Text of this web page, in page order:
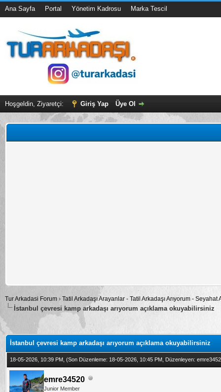
Ana Sayfa Portal Yönetim Kadrosu Marka Tescil
Hoşgeldin, Ziyaretçi: Giriş Yap Üye Ol
Tur Arkadasi Forum › Tatil Arkadaşı Arayanlar - Tatil Arkadaşı Arıyorum -
İstanbul çevresi kamp arkadaşı arıyorum açıklama okuyabilirsiniz
0
İstanbul çevresi kamp arkadaşı arıyorum açıklama okuyabilirsiniz
18-05-2026, 10:39 PM, (Son Düzenleme: 18-05-2026, 10:45 PM, Düzenleyen:
emre34520
Junior Member